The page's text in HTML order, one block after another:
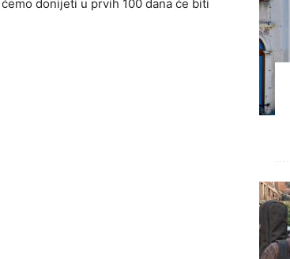
donijeti u prvih 100 dana će biti